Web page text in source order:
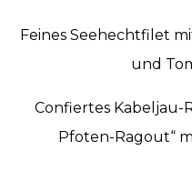
Feines Seehechtfilet
und
Confiertes Kabeljau-
Pfoten-Ragout“